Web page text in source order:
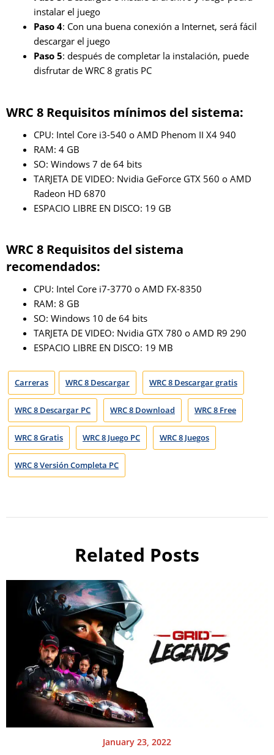
instalar el juego
Paso 4: Con una buena conexión a Internet, será fácil
descargar el juego
Paso 5: después de completar la instalación, puede
disfrutar de WRC 8 gratis PC
WRC 8 Requisitos mínimos del sistema:
CPU: Intel Core i3-540 o AMD Phenom II X4 940
RAM: 4 GB
SO: Windows 7 de 64 bits
TARJETA DE VIDEO: Nvidia GeForce GTX 560 o AMD
Radeon HD 6870
ESPACIO LIBRE EN DISCO: 19 GB
WRC 8 Requisitos del sistema
recomendados:
CPU: Intel Core i7-3770 o AMD FX-8350
RAM: 8 GB
SO: Windows 10 de 64 bits
TARJETA DE VIDEO: Nvidia GTX 780 o AMD R9 290
ESPACIO LIBRE EN DISCO: 19 MB
Carreras WRC 8 Descargar WRC 8 Descargar gratis
WRC 8 Descargar PC WRC 8 Download WRC 8 Free
WRC 8 Gratis WRC 8 Juego PC WRC 8 Juegos
WRC 8 Versión Completa PC
Related Posts
January 23, 2022